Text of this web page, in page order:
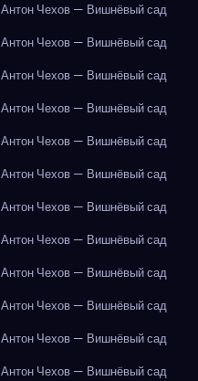
Антон Чехов — Вишнёвый сад
Антон Чехов — Вишнёвый сад
Антон Чехов — Вишнёвый сад
Антон Чехов — Вишнёвый сад
Антон Чехов — Вишнёвый сад
Антон Чехов — Вишнёвый сад
Антон Чехов — Вишнёвый сад
Антон Чехов — Вишнёвый сад
Антон Чехов — Вишнёвый сад
Антон Чехов — Вишнёвый сад
Антон Чехов — Вишнёвый сад
Антон Чехов — Вишнёвый сад